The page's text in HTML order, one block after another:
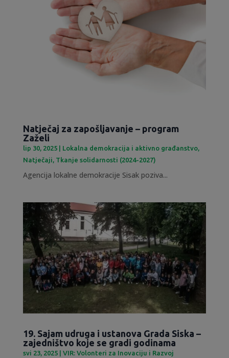
Natječaj za zapošljavanje – program
Zaželi
lip 30, 2025| Lokalna demokracija i aktivno građanstvo,
Natječaji, Tkanje solidarnosti (2024-2027)
Agencija lokalne demokracije Sisak poziva...
19. Sajam udruga i ustanova Grada Siska –
zajedništvo koje se gradi godinama
svi 23, 2025| VIR: Volonteri za Inovaciju i Razvoj